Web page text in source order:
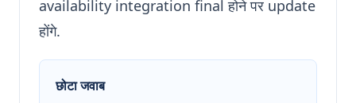
availability integration final होने पर update
होंगे.
छोटा जवाब